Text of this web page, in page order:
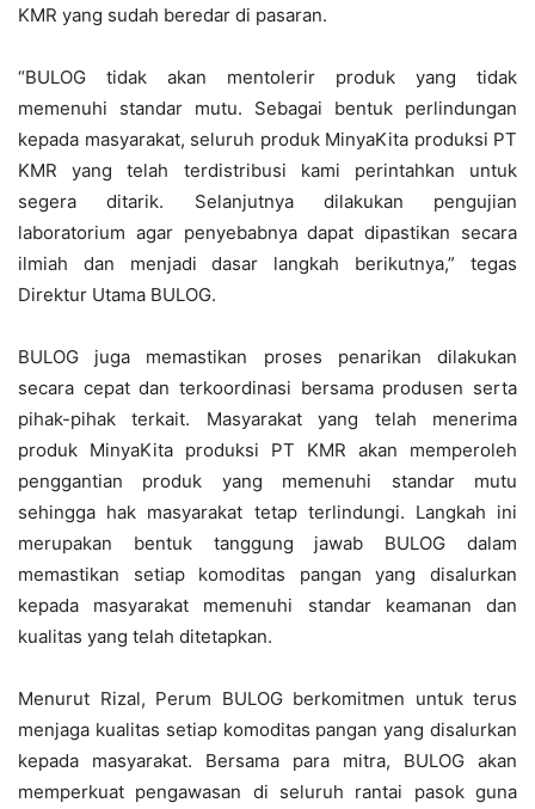
KMR yang sudah beredar di pasaran.
“BULOG tidak akan mentolerir produk yang tidak
memenuhi standar mutu. Sebagai bentuk perlindungan
kepada masyarakat, seluruh produk MinyaKita produksi PT
KMR yang telah terdistribusi kami perintahkan untuk
segera ditarik. Selanjutnya dilakukan pengujian
laboratorium agar penyebabnya dapat dipastikan secara
ilmiah dan menjadi dasar langkah berikutnya,” tegas
Direktur Utama BULOG.
BULOG juga memastikan proses penarikan dilakukan
secara cepat dan terkoordinasi bersama produsen serta
pihak-pihak terkait. Masyarakat yang telah menerima
produk MinyaKita produksi PT KMR akan memperoleh
penggantian produk yang memenuhi standar mutu
sehingga hak masyarakat tetap terlindungi. Langkah ini
merupakan bentuk tanggung jawab BULOG dalam
memastikan setiap komoditas pangan yang disalurkan
kepada masyarakat memenuhi standar keamanan dan
kualitas yang telah ditetapkan.
Menurut Rizal, Perum BULOG berkomitmen untuk terus
menjaga kualitas setiap komoditas pangan yang disalurkan
kepada masyarakat. Bersama para mitra, BULOG akan
memperkuat pengawasan di seluruh rantai pasok guna